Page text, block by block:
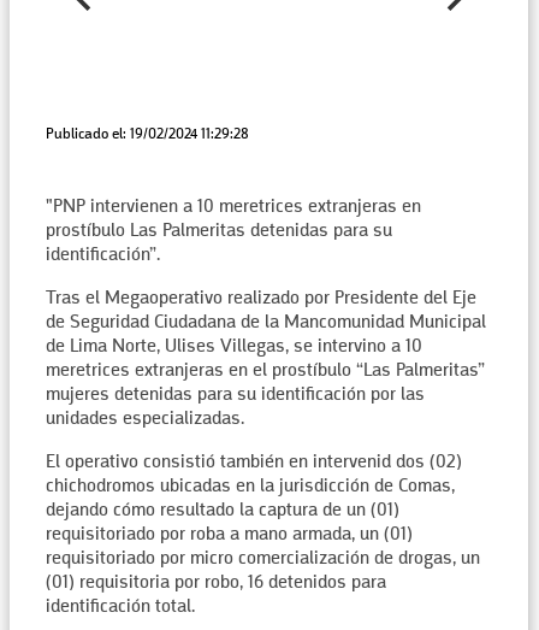
Publicado el: 19/02/2024 11:29:28
"PNP intervienen a 10 meretrices extranjeras en
prostíbulo Las Palmeritas detenidas para su
identificación”.
Tras el Megaoperativo realizado por Presidente del Eje
de Seguridad Ciudadana de la Mancomunidad Municipal
de Lima Norte, Ulises Villegas, se intervino a 10
meretrices extranjeras en el prostíbulo “Las Palmeritas”
mujeres detenidas para su identificación por las
unidades especializadas.
El operativo consistió también en intervenid dos (02)
chichodromos ubicadas en la jurisdicción de Comas,
dejando cómo resultado la captura de un (01)
requisitoriado por roba a mano armada, un (01)
requisitoriado por micro comercialización de drogas, un
(01) requisitoria por robo, 16 detenidos para
identificación total.